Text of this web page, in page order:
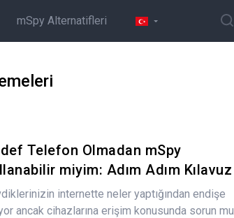
mSpy Alternatifleri
paylaş
Telefon Olmadan mSpy
miyim: Adım Adım Kılavuz
internette neler yaptığından endişe
ancak cihazlarına erişim konusunda sorun mu